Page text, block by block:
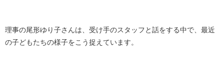
理事の尾形ゆり子さんは、受け手のスタッフと話をする中で、最近
の子どもたちの様子をこう捉えています。